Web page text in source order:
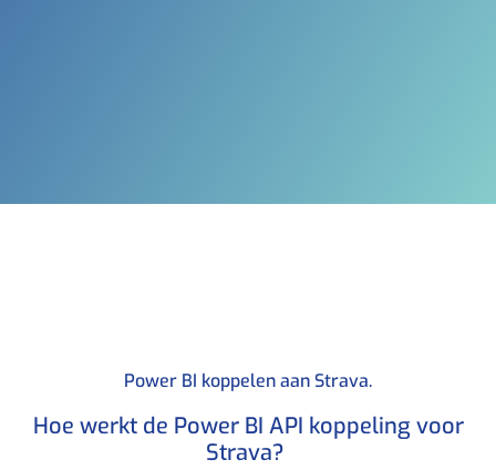
Power BI koppelen aan Strava.​
Hoe werkt de Power BI API koppeling voor
Strava? ​